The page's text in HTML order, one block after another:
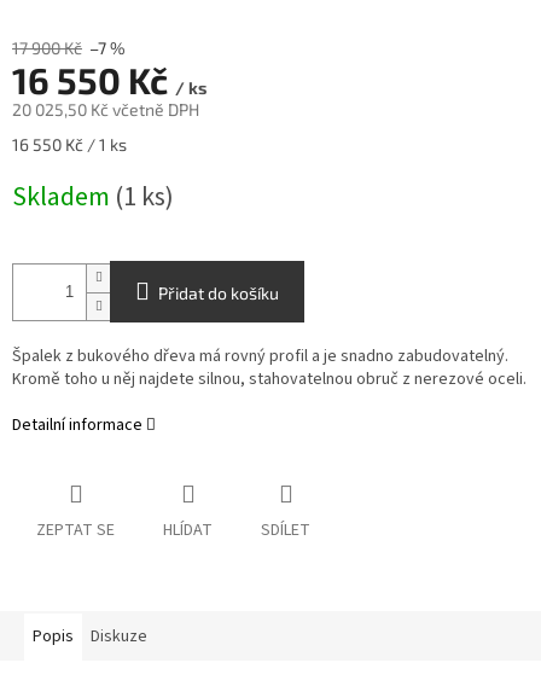
17 900 Kč –7 %
16 550 Kč / ks
20 025,50 Kč včetně DPH
Měrná
16 550 Kč / 1 ks
Skladem (1 ks)
Přidat do košíku
Špalek z bukového dřeva má rovný profil a je snadno zabudovatelný.
Kromě toho u něj najdete silnou, stahovatelnou obruč z nerezové oceli.
Detailní informace
ZEPTAT SE HLÍDAT SDÍLET
Popis Diskuze